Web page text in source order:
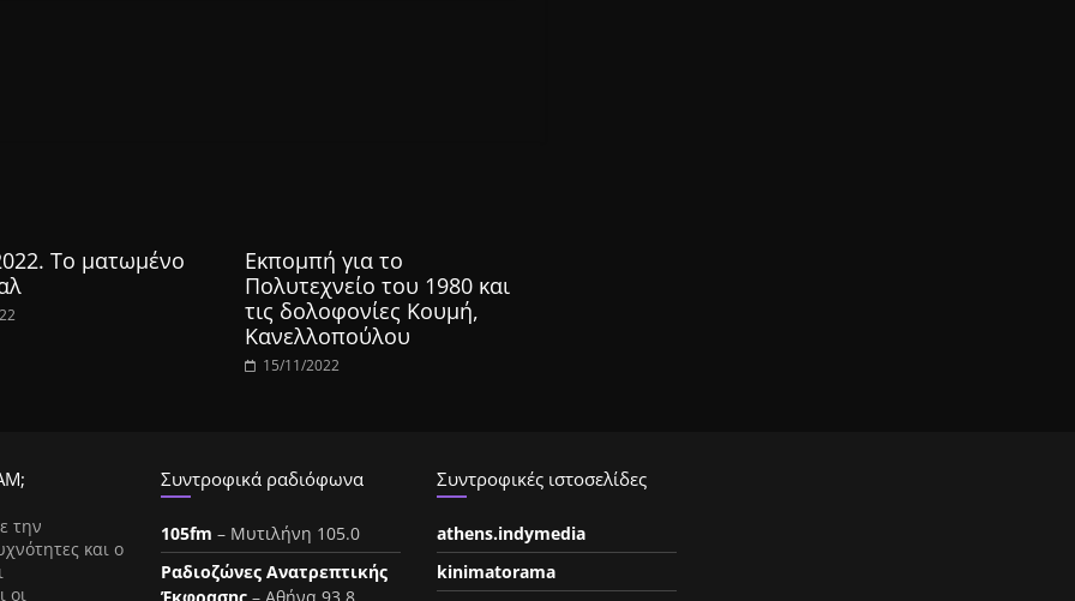
Το ματωμένο
Εκπομπή για το
Πολυτεχνείο του 1980 και
τις δολοφονίες Κουμή,
Κανελλοπούλου
15/11/2022
την
και ο
οι
Συντροφικά ραδιόφωνα
105fm – Μυτιλήνη 105.0
Ραδιοζώνες Ανατρεπτικής
Συντροφικές ιστοσελίδες
athens.indymedia
kinimatorama